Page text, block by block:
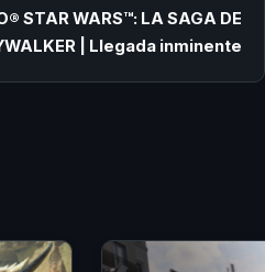
STAR WARS™: LA SAGA DE
| Llegada inminente